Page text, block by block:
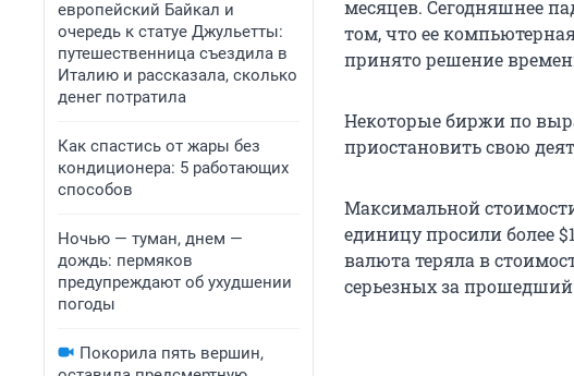
европейский Байкал и
очередь к статуе Джульетты:
путешественница съездила в
Италию и рассказала, сколько
денег потратила
Как спастись от жары без
кондиционера: 5 работающих
способов
Ночью — туман, днем —
дождь: пермяков
предупреждают об ухудшении
погоды
Покорила пять вершин,
месяцев. Сегодняшнее
том, что ее
принято решение
Некоторые биржи по
приостановить свою
Максимальной стоимости
единицу просили более
валюта теряла в
серьезных за прошедший